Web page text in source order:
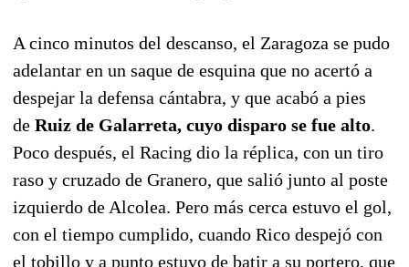
A cinco minutos del descanso, el Zaragoza se pudo
adelantar en un saque de esquina que no acertó a
despejar la defensa cántabra, y que acabó a pies
de Ruiz de Galarreta, cuyo disparo se fue alto.
Poco después, el Racing dio la réplica, con un tiro
raso y cruzado de Granero, que salió junto al poste
izquierdo de Alcolea. Pero más cerca estuvo el gol,
con el tiempo cumplido, cuando Rico despejó con
el tobillo y a punto estuvo de batir a su portero, que